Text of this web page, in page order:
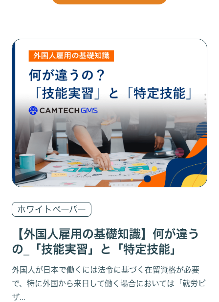
ホワイトペーパー
【外国人雇用の基礎知識】何が違う
の_「技能実習」と「特定技能」
外国人が日本で働くには法令に基づく在留資格が必要
で、特に外国から来日して働く場合においては「就労ビ
ザ...